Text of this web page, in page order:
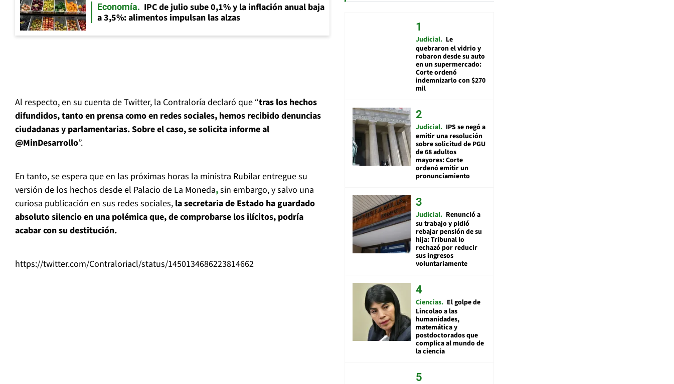
Economía
IPC de julio sube 0,1% y la inflación anual baja
a 3,5%: alimentos impulsan las alzas
Al respecto, en su cuenta de Twitter, la Contraloría declaró que “tras los hechos
difundidos, tanto en prensa como en redes sociales, hemos recibido denuncias
ciudadanas y parlamentarias. Sobre el caso, se solicita informe al
@MinDesarrollo”.
En tanto, se espera que en las próximas horas la ministra Rubilar entregue su
versión de los hechos desde el Palacio de La Moneda,sin embargo, y salvo una
curiosa publicación en sus redes sociales, la secretaria de Estado ha guardado
absoluto silencio en una polémica que, de comprobarse los ilícitos, podría
acabar con su destitución.
https://twitter.com/Contraloriacl/status/1450134686223814662
Judicial Le
quebraron el vidrio y
robaron desde su auto
en un supermercado:
Corte ordenó
indemnizarlo con $270
mil
Judicial IPS se negó a
emitir una resolución
sobre solicitud de PGU
de 68 adultos
mayores: Corte
ordenó emitir un
pronunciamiento
Judicial Renunció a
su trabajo y pidió
rebajar pensión de su
hija: Tribunal lo
rechazó por reducir
sus ingresos
voluntariamente
Ciencias El golpe de
Lincolao a las
humanidades,
matemática y
postdoctorados que
complica al mundo de
la ciencia